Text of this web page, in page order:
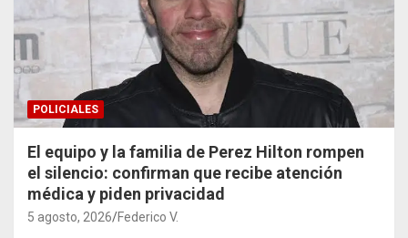
POLICIALES
El equipo y la familia de Perez Hilton rompen
el silencio: confirman que recibe atención
médica y piden privacidad
5 agosto, 2026 Federico V.